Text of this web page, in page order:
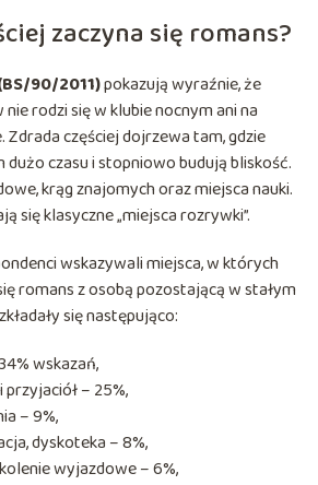
zaczyna się romans?
90/2011)pokazują wyraźnie, że
rodzi się w klubie nocnym ani na
częściej dojrzewa tam, gdzie
dużo czasu i stopniowo budują bliskość.
krąg znajomych oraz miejsca nauki.
się klasyczne „miejsca rozrywki”.
wskazywali miejsca, w których
romans z osobą pozostającą w stałym
się następująco:
wskazań,
– 25%,
– 9%,
dyskoteka – 8%,
wyjazdowe – 6%,